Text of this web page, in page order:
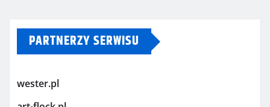
PARTNERZY SERWISU
wester.pl